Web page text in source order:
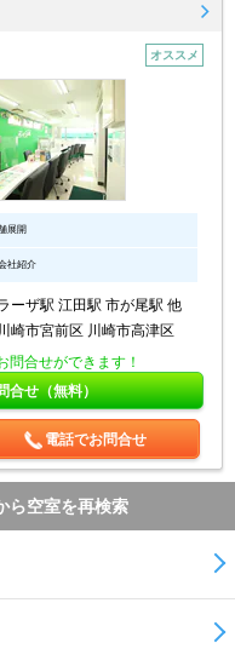
オススメ
展開
社紹介
ーザ駅 江田駅 市が尾駅 他
崎市宮前区 川崎市高津区
問合せができます！
合せ（無料）
電話でお問合せ
ら空室を再検索